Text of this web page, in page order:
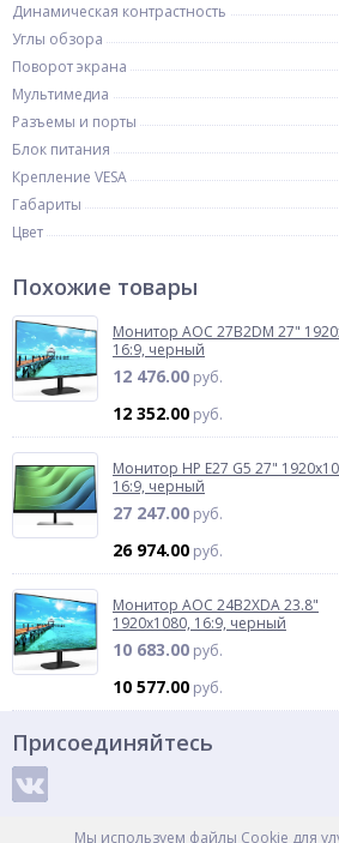
Динамическая контрастность
Углы обзора
Поворот экрана
Мультимедиа
Разъемы и порты
Блок питания
Крепление VESA
Габариты
Цвет
Похожие товары
Монитор AOC 27B2DM 27"
16:9, черный
12 476.00 руб.
12 352.00 руб.
Монитор HP E27 G5 27"
16:9, черный
27 247.00 руб.
26 974.00 руб.
Монитор AOC 24B2XDA 23.8"
1920x1080, 16:9, черный
10 683.00 руб.
10 577.00 руб.
Мы используем файлы Cookie для
Присоединяйтесь
Способы оплаты